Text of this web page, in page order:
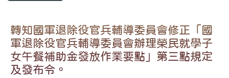
轉知國軍退除役官兵輔導委員會修正「國
軍退除役官兵輔導委員會辦理榮民就學子
女午餐補助金發放作業要點」第三點規定
及發布令。